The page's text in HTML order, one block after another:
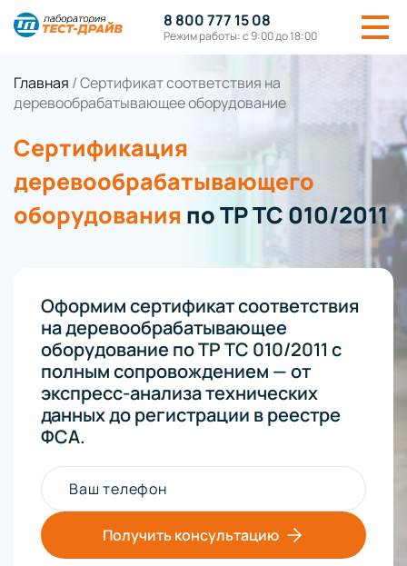
8 800 777 15 08
Режим работы: с 9:00 до 18:00
Главная /Сертификат соответствия на
деревообрабатывающее оборудование
Сертификация
деревообрабатывающего
оборудования по ТР ТС 010/2011
Оформим сертификат соответствия
на деревообрабатывающее
оборудование по ТР ТС 010/2011 с
полным сопровождением — от
экспресс-анализа технических
данных до регистрации в реестре
ФСА.
Ваш телефон
Получить консультацию